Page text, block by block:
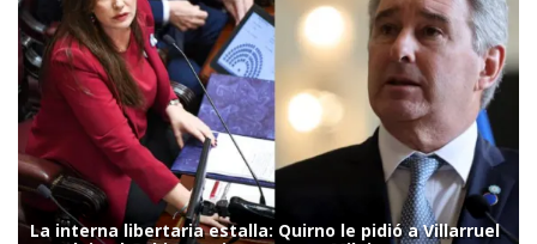
La interna libertaria estalla: Quirno le pidió a Villarruel